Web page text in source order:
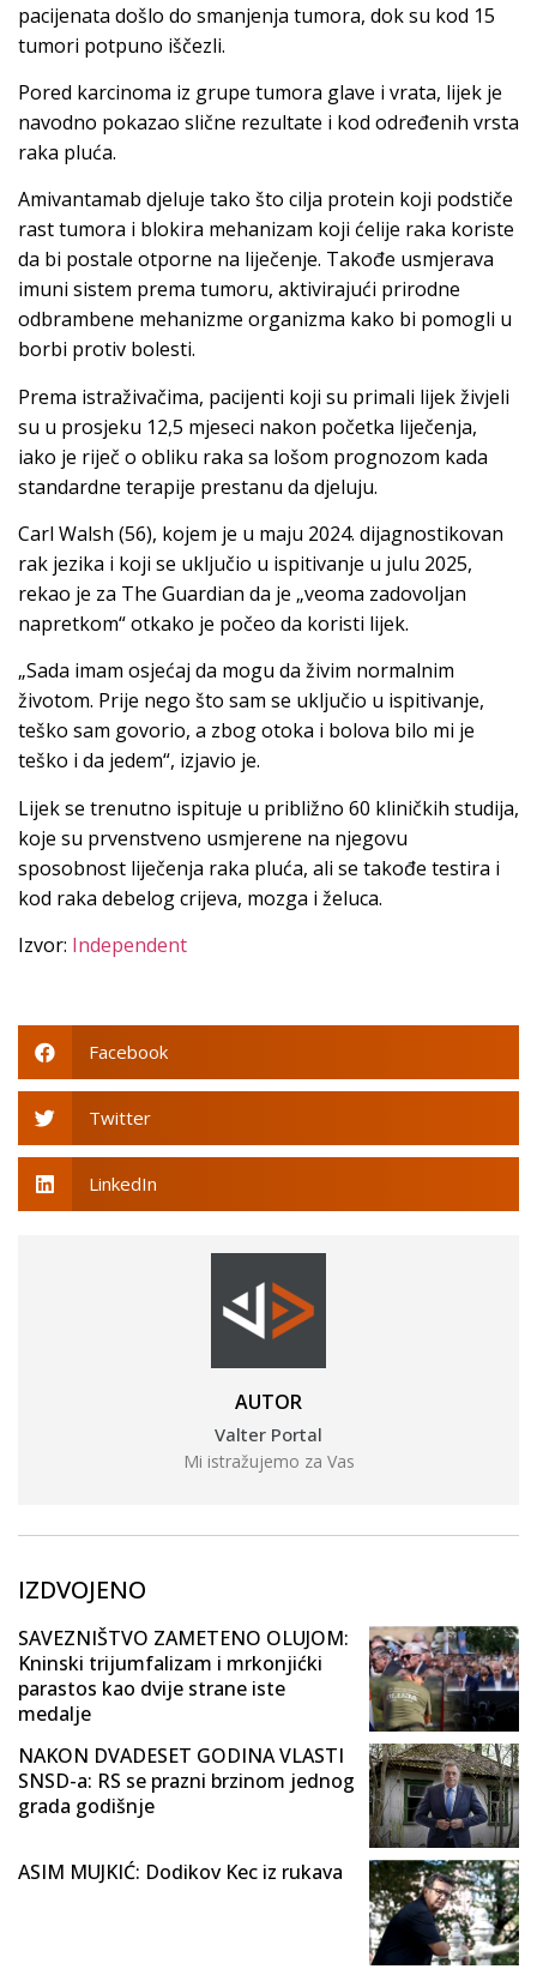
pacijenata došlo do smanjenja tumora, dok su kod 15
tumori potpuno iščezli.
Pored karcinoma iz grupe tumora glave i vrata, lijek je
navodno pokazao slične rezultate i kod određenih vrsta
raka pluća.
Amivantamab djeluje tako što cilja protein koji podstiče
rast tumora i blokira mehanizam koji ćelije raka koriste
da bi postale otporne na liječenje. Takođe usmjerava
imuni sistem prema tumoru, aktivirajući prirodne
odbrambene mehanizme organizma kako bi pomogli u
borbi protiv bolesti.
Prema istraživačima, pacijenti koji su primali lijek živjeli
su u prosjeku 12,5 mjeseci nakon početka liječenja,
iako je riječ o obliku raka sa lošom prognozom kada
standardne terapije prestanu da djeluju.
Carl Walsh (56), kojem je u maju 2024. dijagnostikovan
rak jezika i koji se uključio u ispitivanje u julu 2025,
rekao je za The Guardian da je „veoma zadovoljan
napretkom“ otkako je počeo da koristi lijek.
„Sada imam osjećaj da mogu da živim normalnim
životom. Prije nego što sam se uključio u ispitivanje,
teško sam govorio, a zbog otoka i bolova bilo mi je
teško i da jedem“, izjavio je.
Lijek se trenutno ispituje u približno 60 kliničkih studija,
koje su prvenstveno usmjerene na njegovu
sposobnost liječenja raka pluća, ali se takođe testira i
kod raka debelog crijeva, mozga i želuca.
Izvor: Independent
Facebook
Twitter
LinkedIn
AUTOR
Valter Portal
Mi istražujemo za Vas
IZDVOJENO
SAVEZNIŠTVO ZAMETENO OLUJOM:
Kninski trijumfalizam i mrkonjićki
parastos kao dvije strane iste
medalje
NAKON DVADESET GODINA VLASTI
SNSD-a: RS se prazni brzinom jednog
grada godišnje
ASIM MUJKIĆ: Dodikov Kec iz rukava